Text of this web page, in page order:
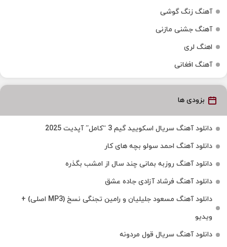
آهنگ زنگ گوشی
آهنگ جشنی مازنی
اهنگ لری
آهنگ افغانی
بزودی ها
دانلود آهنگ سریال اسکویید گیم 3 “کامل” آپدیت 2025
دانلود آهنگ احمد سولو بچه های کار
دانلود آهنگ روزبه بمانی چند سال از امشب بگذره
دانلود آهنگ فرشاد آزادی جاده عشق
دانلود آهنگ مسعود جلیلیان و رامین تجنگی نسخ (MP3 اصلی) +
ویدیو
دانلود آهنگ سریال قول مردونه